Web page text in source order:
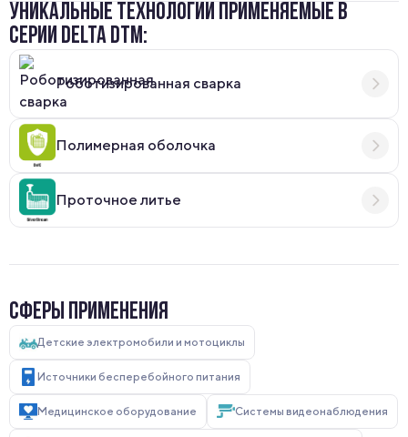
УНИКАЛЬНЫЕ ТЕХНОЛОГИИ ПРИМЕНЯЕМЫЕ В
СЕРИИ DELTA DTM:
Роботизированная сварка
Полимерная оболочка
Проточное литье
СФЕРЫ ПРИМЕНЕНИЯ
Детские электромобили и мотоциклы
Источники бесперебойного питания
Медицинское оборудование Системы видеонаблюдения